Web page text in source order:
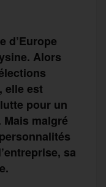
d’Europe
Alors
elle est
pour un
malgré
sa